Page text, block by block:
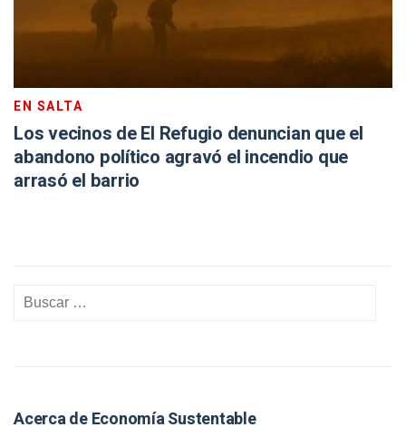
EN SALTA
Los vecinos de El Refugio denuncian que el
abandono político agravó el incendio que
arrasó el barrio
Acerca de Economía Sustentable